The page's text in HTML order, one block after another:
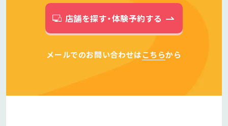
店舗を探す・体験予約する
メールでのお問い合わせはこちらから